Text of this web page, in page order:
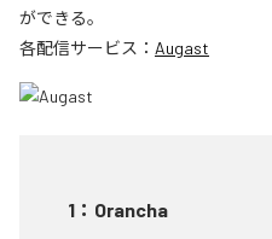
ができる。
各配信サービス： Augast
1 ： Orancha